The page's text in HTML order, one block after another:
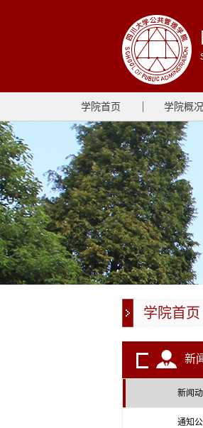
学院首页 学院概况
学院首页
新
新闻
通知